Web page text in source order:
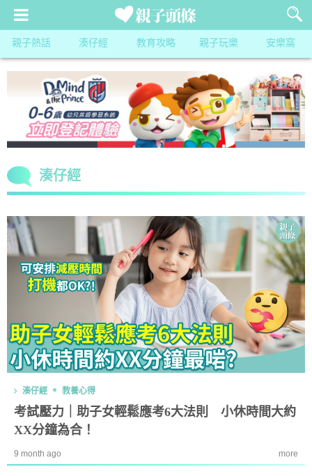
親子熱話 湊仔經 教育攻略 親子玩樂 安樂窩
湊仔經
湊仔經 教養心得
考試壓力｜助子女輕鬆應考6大法則 小休時間大約
XX分鐘為合！
9 month ago more